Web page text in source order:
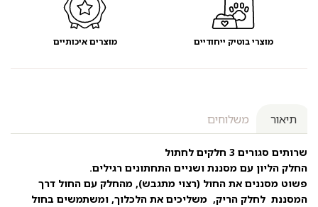
תיאור משלוחים
שרותים סגורים 3 חלקים לחתול
החלק הליון עם מסננת ושניים התחתונים רגילים.
פשוט מסננים את החול (רצוי מתגבש), מהחלק עם החול דרך
המסננת לחלק הריק, משליכים את הלכלוך, ומשתמשים בחול
מוצרי בוטיק ייחודיים מוצרים איכותיים